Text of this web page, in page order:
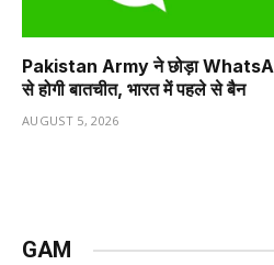
Pakistan Army ने छोड़ा
से होगी बातचीत, भारत में पहले से बैन
AUGUST 5, 2026
GAM